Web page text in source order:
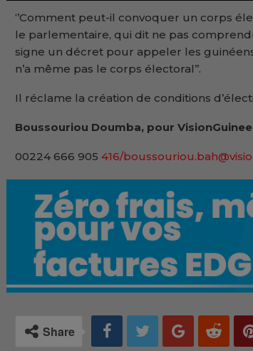
‘’Comment peut-il convoquer un corps
le parlementaire, qui dit ne pas
signe un décret pour appeler les
n’a même pas le corps électoral’’.
Il réclame la création de conditions
Boussouriou Doumba, pour
00224 666 905 416/
Share